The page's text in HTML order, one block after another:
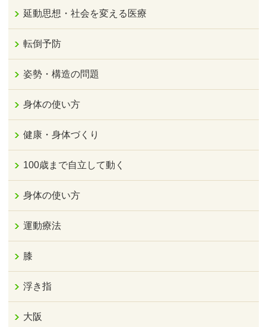
延動思想・社会を変える医療
転倒予防
姿勢・構造の問題
身体の使い方
健康・身体づくり
100歳まで自立して動く
身体の使い方
運動療法
膝
浮き指
大阪